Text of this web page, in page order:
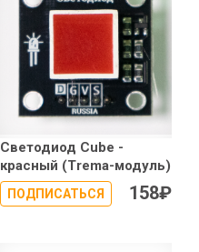
Светодиод Сube -
красный (Trema-модуль)
ПОДПИСАТЬСЯ 158₽